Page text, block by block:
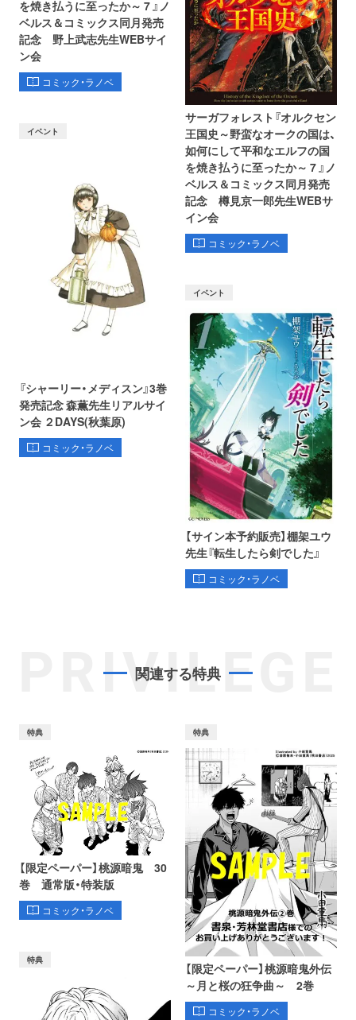
を焼き払うに至ったか～ 7 』ノ
ベルス＆コミックス同月発売
記念 野上武志先生WEBサイ
ン会
コミック・ラノベ
サーガフォレスト『オルクセン
王国史～野蛮なオークの国は、
如何にして平和なエルフの国
を焼き払うに至ったか～ 7 』ノ
ベルス＆コミックス同月発売
記念 樽見京一郎先生WEBサ
イン会
コミック・ラノベ
イベント
『シャーリー・メディスン』3巻
発売記念 森薫先生リアルサイ
ン会 ２DAYS(秋葉原)
コミック・ラノベ
イベント
【サイン本予約販売】棚架ユウ
先生『転生したら剣でした』
コミック・ラノベ
PRIVILEGE
関連する特典
特典
【限定ペーパー】桃源暗鬼 30
巻 通常版・特装版
コミック・ラノベ
特典
【限定ペーパー】桃源暗鬼外伝
～月と桜の狂争曲～ 2巻
コミック・ラノベ
特典